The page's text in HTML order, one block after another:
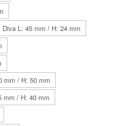
Diva L: 45 mm / H: 24 mm
mm / H: 50 mm
mm / H: 40 mm